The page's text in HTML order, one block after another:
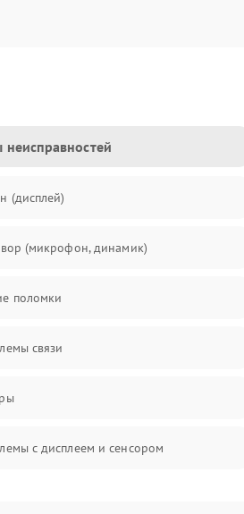
неисправностей
(дисплей)
(микрофон, динамик)
поломки
связи
с дисплеем и сенсором